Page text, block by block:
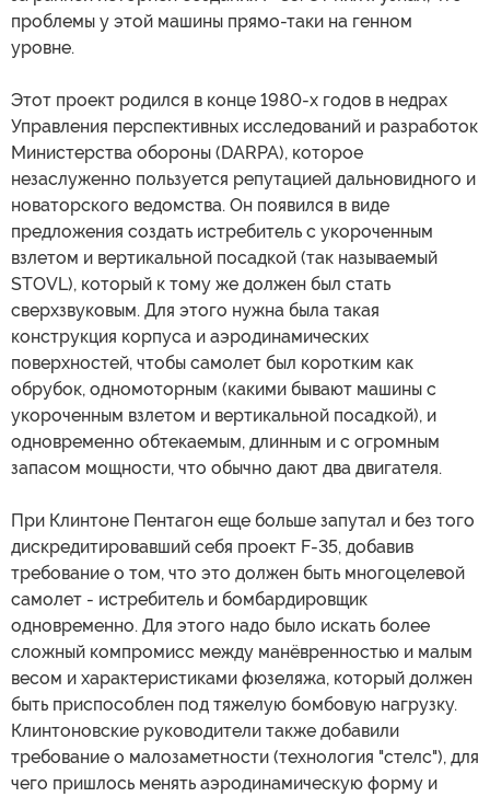
проблемы у этой машины прямо-таки на генном
уровне.
Этот проект родился в конце 1980-х годов в недрах
Управления перспективных исследований и разработок
Министерства обороны (DARPA), которое
незаслуженно пользуется репутацией дальновидного и
новаторского ведомства. Он появился в виде
предложения создать истребитель с укороченным
взлетом и вертикальной посадкой (так называемый
STOVL), который к тому же должен был стать
сверхзвуковым. Для этого нужна была такая
конструкция корпуса и аэродинамических
поверхностей, чтобы самолет был коротким как
обрубок, одномоторным (какими бывают машины с
укороченным взлетом и вертикальной посадкой), и
одновременно обтекаемым, длинным и с огромным
запасом мощности, что обычно дают два двигателя.
При Клинтоне Пентагон еще больше запутал и без того
дискредитировавший себя проект F-35, добавив
требование о том, что это должен быть многоцелевой
самолет - истребитель и бомбардировщик
одновременно. Для этого надо было искать более
сложный компромисс между манёвренностью и малым
весом и характеристиками фюзеляжа, который должен
быть приспособлен под тяжелую бомбовую нагрузку.
Клинтоновские руководители также добавили
требование о малозаметности (технология "стелс"), для
чего пришлось менять аэродинамическую форму и